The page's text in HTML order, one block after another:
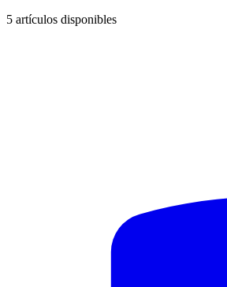
5 artículos disponibles